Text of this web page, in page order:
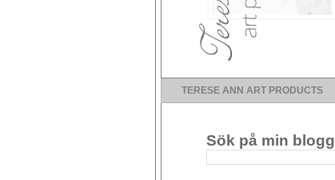
TERESE ANN ART PRODUCTS
Sök på min blogg